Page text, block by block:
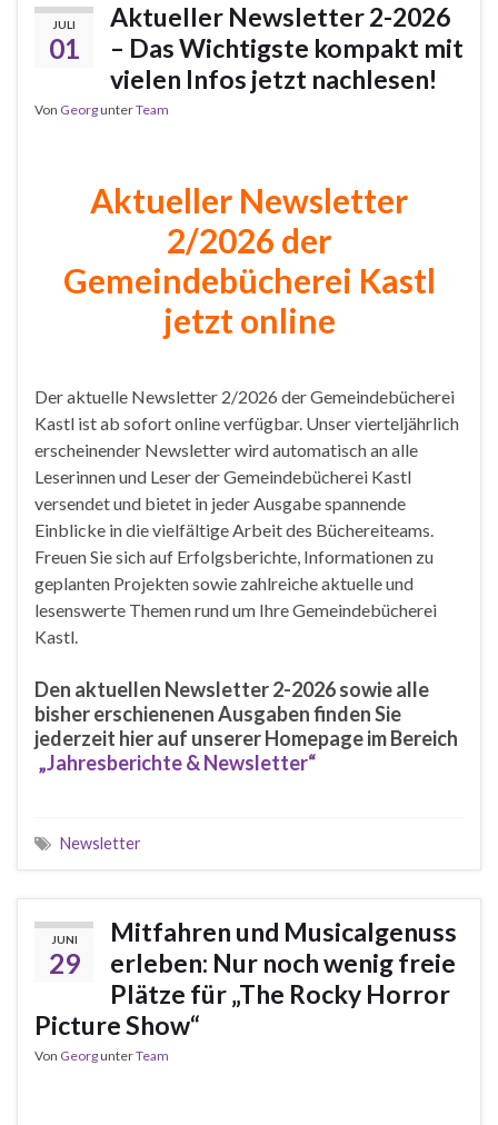
JULI
01
Aktueller Newsletter 2-2026
– Das Wichtigste kompakt mit
vielen Infos jetzt nachlesen!
Von GeorgunterTeam
Aktueller Newsletter
2/2026 der
Gemeindebücherei Kastl
jetzt online
Der aktuelle Newsletter 2/2026 der Gemeindebücherei
Kastl ist ab sofort online verfügbar. Unser vierteljährlich
erscheinender Newsletter wird automatisch an alle
Leserinnen und Leser der Gemeindebücherei Kastl
versendet und bietet in jeder Ausgabe spannende
Einblicke in die vielfältige Arbeit des Büchereiteams.
Freuen Sie sich auf Erfolgsberichte, Informationen zu
geplanten Projekten sowie zahlreiche aktuelle und
lesenswerte Themen rund um Ihre Gemeindebücherei
Kastl.
Den aktuellen Newsletter 2-2026sowie alle
bisher erschienenen Ausgaben finden Sie
jederzeit hier auf unserer Homepage im Bereich
„Jahresberichte & Newsletter“
Newsletter
JUNI
29
Mitfahren und Musicalgenuss
erleben: Nur noch wenig freie
Plätze für „The Rocky Horror
Picture Show“
Von GeorgunterTeam